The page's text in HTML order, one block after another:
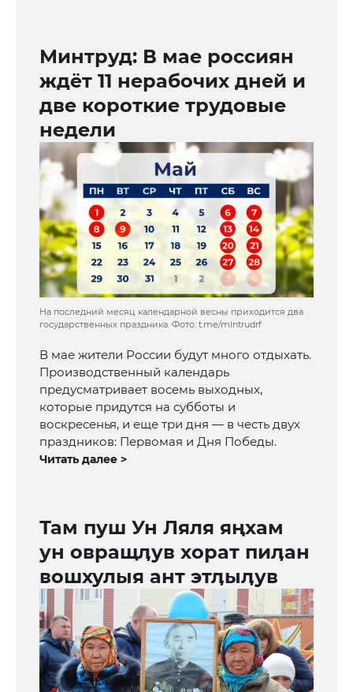
Минтруд: В мае россиян
ждёт 11 нерабочих дней и
две короткие трудовые
недели
На последний месяц календарной весны приходится два
государственных праздника. Фото: t.me/mintrudrf
В мае жители России будут много отдыхать.
Производственный календарь
предусматривает восемь выходных,
которые придутся на субботы и
воскресенья, и еще три дня — в честь двух
праздников: Первомая и Дня Победы.
Читать далее >
Там пуш Ун Ляля яңхам
ун овращӆув хорат пиӆан
вошхулыя ант этӆыӆув